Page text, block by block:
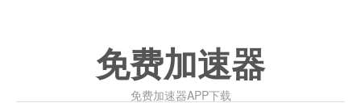
免费加速器
免费加速器APP下载